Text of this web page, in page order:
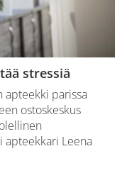
stressiä
apteekki parissa
ostoskeskus
apteekkari Leena